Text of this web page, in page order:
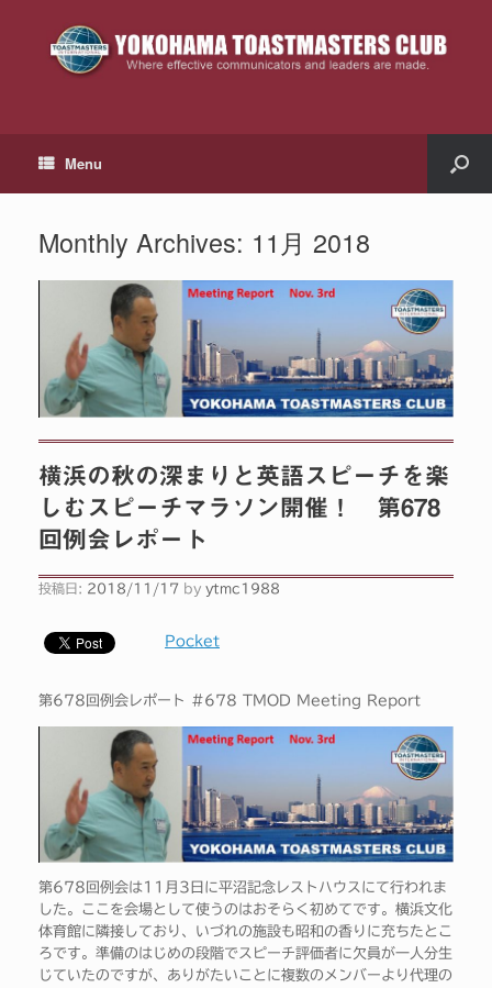
Menu
Monthly Archives: 11月 2018
横浜の秋の深まりと英語スピーチを楽
しむスピーチマラソン開催！ 第678
回例会レポート
投稿日: 2018/11/17 by ytmc1988
Pocket
第678回例会レポート #678 TMOD Meeting Report
第678回例会は11月3日に平沼記念レストハウスにて行われま
した。ここを会場として使うのはおそらく初めてです。横浜文化
体育館に隣接しており、いづれの施設も昭和の香りに充ちたとこ
ろです。準備のはじめの段階でスピーチ評価者に欠員が一人分生
じていたのですが、ありがたいことに複数のメンバーより代理の